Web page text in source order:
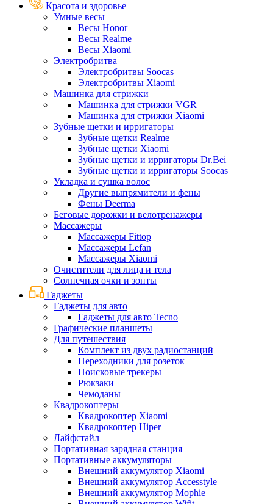
Красота и здоровье
Умные весы
Весы Honor
Весы Realme
Весы Xiaomi
Электробритва
Электробритвы Soocas
Электробритвы Xiaomi
Машинка для стрижки
Машинка для стрижки VGR
Машинка для стрижки Xiaomi
Зубные щетки и ирригаторы
Зубные щетки Realme
Зубные щетки Xiaomi
Зубные щетки и ирригаторы Dr.Bei
Зубные щетки и ирригаторы Soocas
Укладка и сушка волос
Другие выпрямители и фены
Фены Deerma
Беговые дорожки и велотренажеры
Массажеры
Массажеры Fittop
Массажеры Lefan
Массажеры Xiaomi
Очистители для лица и тела
Солнечная очки и зонты
Гаджеты
Гаджеты для авто
Гаджеты для авто Tecno
Графические планшеты
Для путешествия
Комплект из двух радиостанций
Переходники для розеток
Поисковые трекеры
Рюкзаки
Чемоданы
Квадрокоптеры
Квадрокоптер Xiaomi
Квадрокоптер Hiper
Лайфстайл
Портативная зарядная станция
Портативные аккумуляторы
Внешний аккумулятор Xiaomi
Внешний аккумулятор Accesstyle
Внешний аккумулятор Mophie